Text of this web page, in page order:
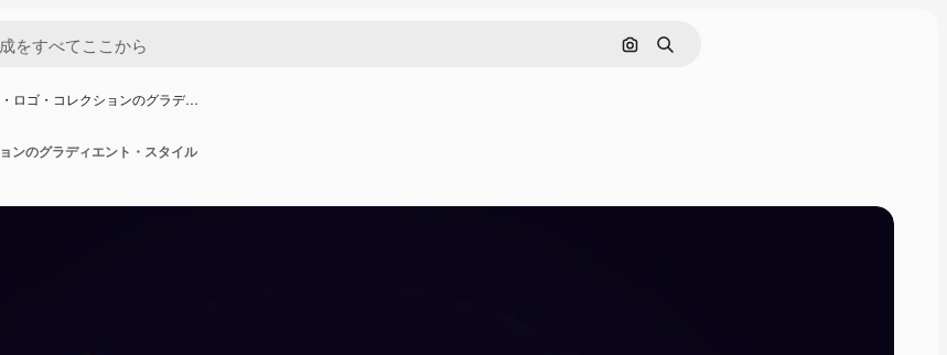
画像で検索
検索
ロゴ・コレクションのグラデ…
ンのグラディエント・スタイル